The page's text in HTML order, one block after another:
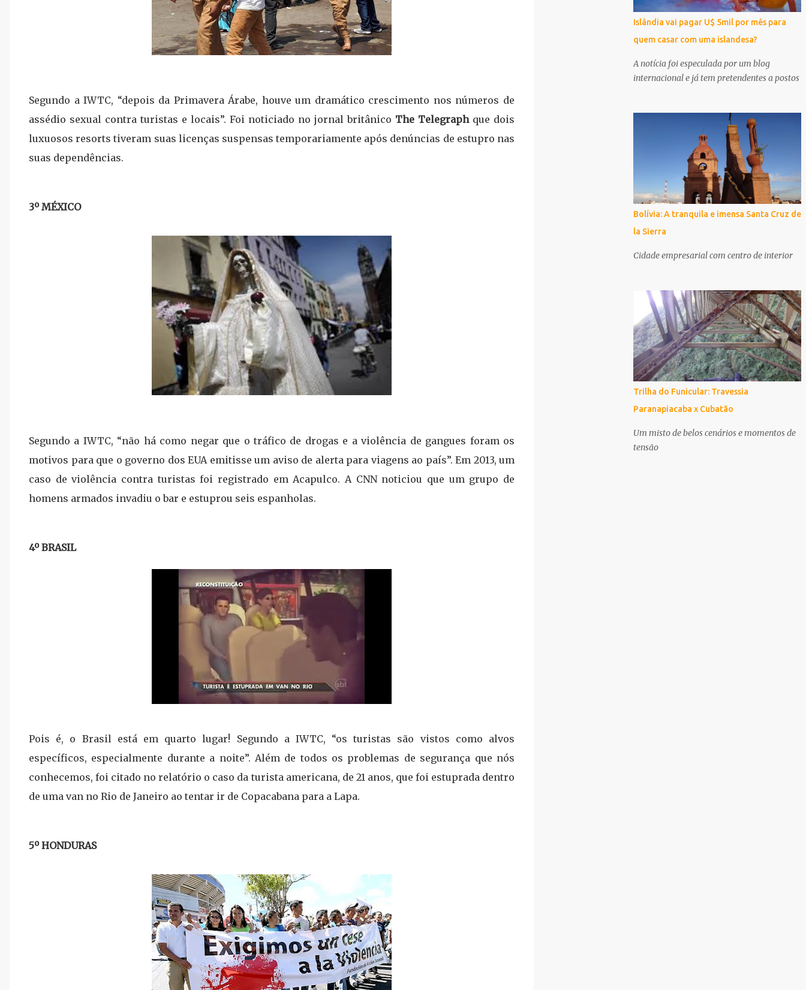
Segundo a IWTC, “depois da Primavera Árabe, houve um dramático crescimento nos números de
assédio sexual contra turistas e locais”. Foi noticiado no jornal britânico The Telegraphque dois
luxuosos resorts tiveram suas licenças suspensastemporariamente após denúncias de estupro nas
suas dependências.
3º MÉXICO
Segundo a IWTC, “não há como negar que o tráfico de drogas e a violência de gangues foram os
motivos para que o governo dos EUA emitisse um aviso de alerta para viagens ao país”. Em 2013, um
caso de violência contra turistas foi registrado em Acapulco. A CNN noticiou que um grupo de
homens armados invadiu o bar e estuprou seis espanholas.
4º BRASIL
Pois é, o Brasil está em quarto lugar! Segundo a IWTC, “os turistas são vistos como alvos
específicos, especialmente durante a noite”. Além de todos os problemas de segurança que nós
conhecemos, foi citado no relatório o caso da turista americana, de 21 anos, que foi estuprada dentro
de uma van no Rio de Janeiro ao tentar ir de Copacabana para a Lapa.
5º HONDURAS
Islândia vai pagar U$ 5mil por mês para
quem casar com uma islandesa?
A notícia foi especulada por um blog
internacional e já tem pretendentes a postos
Bolívia: A tranquila e imensa Santa Cruz de
la Sierra
Cidade empresarial com centro de interior
Trilha do Funicular: Travessia
Paranapiacaba x Cubatão
Um misto de belos cenários e momentos de
tensão